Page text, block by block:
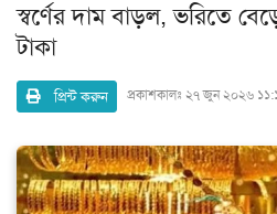
স্বর্ণের দাম বাড়ল, ভরিতে
টাকা
প্রিন্ট করুন প্রকাশকালঃ ২৭ জুন ২০২৬